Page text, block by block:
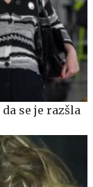
se je razšla